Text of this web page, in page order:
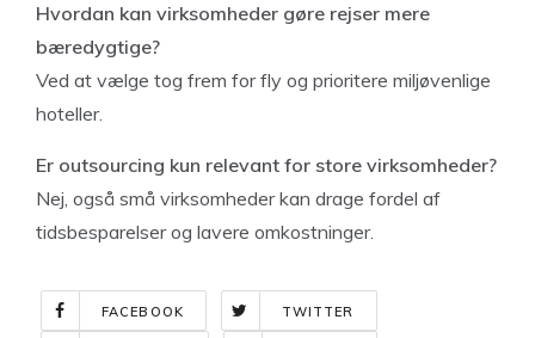
Hvordan kan virksomheder gøre rejser mere
bæredygtige?
Ved at vælge tog frem for fly og prioritere miljøvenlige
hoteller.
Er outsourcing kun relevant for store virksomheder?
Nej, også små virksomheder kan drage fordel af
tidsbesparelser og lavere omkostninger.
FACEBOOK TWITTER